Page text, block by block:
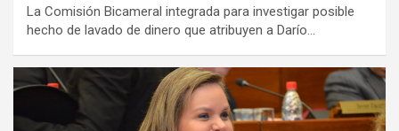
La Comisión Bicameral integrada para investigar posible
hecho de lavado de dinero que atribuyen a Darío…